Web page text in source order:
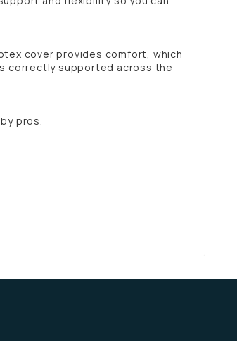
cover provides comfort, which
correctly supported across the
pros.